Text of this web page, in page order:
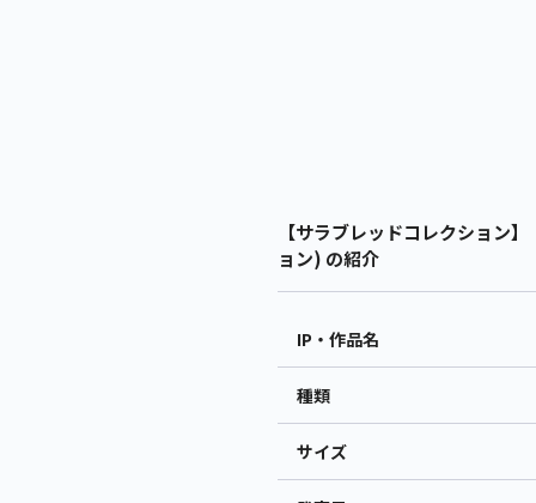
【サラブレッドコレクション
ョン) の紹介
IP・作品名
種類
サイズ